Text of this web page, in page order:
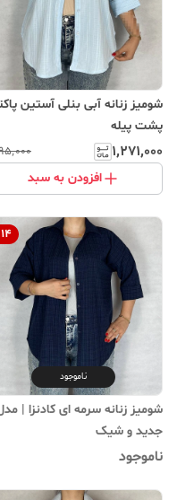
شومیز زنانه آبی بنلی
پشت پیله
۱٬۲۷۱٬۰۰۰
افزودن به سبد
14
ناموجود
شومیز زنانه سرمه ای کادنزا |
جدید و شیک
ناموجود